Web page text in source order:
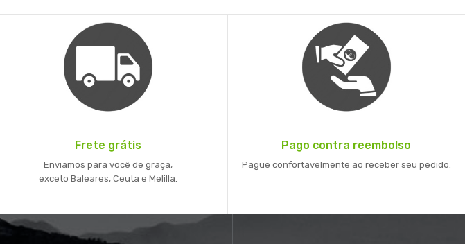
Frete grátis
Enviamos para você de graça,
exceto Baleares, Ceuta e Melilla.
Pago contra reembolso
Pague confortavelmente ao receber seu pedido.